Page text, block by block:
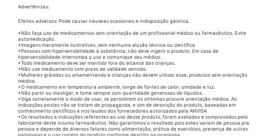
Advertências:
Efeitos adversos: Pode causar náuseas ocasionais e indisposição gástrica.
•Não faça uso de medicamentos sem orientação de um profissional médico ou farmacêutico. Evite
automedicação.
•Imagens meramente ilustrativas, sem nenhuma alusão técnica ou científica
•Pessoas com hipersensibilidade à substância, não deve ingerir o produto. Em caso de
hipersensibilidade interrompa o uso e comunique seu médico.
•Todo medicamento deve ser mantido fora do alcance das crianças.
•Não use medicamento com prazo de validade vencido.
•Mulheres grávidas ou amamentando e crianças não devem utilizar esse, produtos sem orientação
médica.
•O medicamento em temperatura ambiente, longe de fontes de calor, umidade e luz.
•Não partir ou mastigar, e tome sempre com quantidade generosas de líquidos.
•Siga corretamente o modo de usar, se persistirem os sintomas procure orientação médica. As
indicações postas não se tratam de propaganda, e sim de descrição do produto, baseadas em
conhecimento científicos e nos laudos dos fornecedores autorizados pela ANVISA
•Os resultados e indicações referentes ao uso desse produto, foram avaliados e comprovados pelo
fabricante deste insumo farmacêutico. Não garantimos o resultado pois estes variam de pessoa pra
pessoa e depende de diversos fatores como alimentação, prática de exercícios, presença de outras